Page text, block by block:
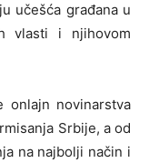
učešća građana u
vlasti i njihovom
onlajn novinarstva
Srbije, a od
na najbolji način i